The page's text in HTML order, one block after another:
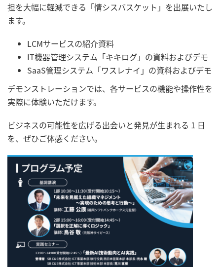
担を大幅に軽減できる「情シスバスケット」を出展いたし
ます。
LCMサービスの紹介資料
IT機器管理システム「キキログ」の資料およびデモ
SaaS管理システム「ワスレナイ」の資料およびデモ
デモンストレーションでは、各サービスの機能や操作性を
実際に体験いただけます。
ビジネスの可能性を広げる出会いと発見が生まれる 1 日
を、ぜひご体感ください。